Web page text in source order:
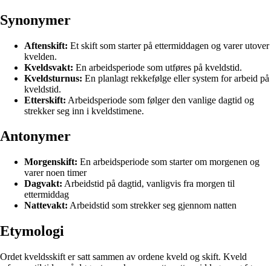
Synonymer
Aftenskift: Et skift som starter på ettermiddagen og varer utover
kvelden.
Kveldsvakt: En arbeidsperiode som utføres på kveldstid.
Kveldsturnus: En planlagt rekkefølge eller system for arbeid på
kveldstid.
Etterskift: Arbeidsperiode som følger den vanlige dagtid og
strekker seg inn i kveldstimene.
Antonymer
Morgenskift: En arbeidsperiode som starter om morgenen og
varer noen timer
Dagvakt: Arbeidstid på dagtid, vanligvis fra morgen til
ettermiddag
Nattevakt: Arbeidstid som strekker seg gjennom natten
Etymologi
Ordet kveldsskift er satt sammen av ordene kveld og skift. Kveld